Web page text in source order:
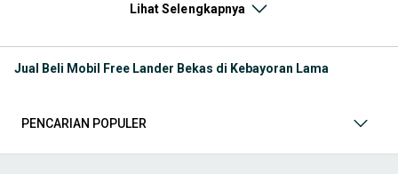
ribuan daftar dari penjual terpercaya di seluruh Indonesia.
dengan gaya hidup, kebutuhan, danbudgetAnda!
Memilih mobil bekasyang tepat tentu bukan perkara mudah.
berkelas, atau mobil kota yang irit dan lincah? Di OLX, Anda akan
Lihat Selengkapnya
Jual Beli Mobil Free Lander Bekas di Kebayoran Lama
PENCARIAN POPULER